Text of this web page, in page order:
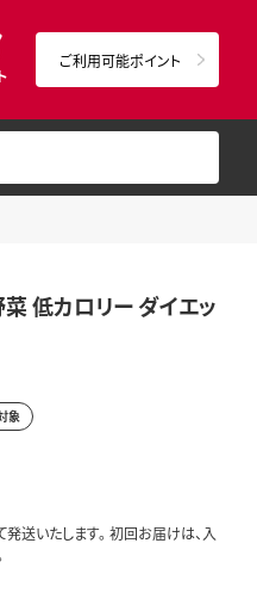
ご利用可能ポイント
低カロリー ダイエッ
象
送いたします。 初回お届けは、入